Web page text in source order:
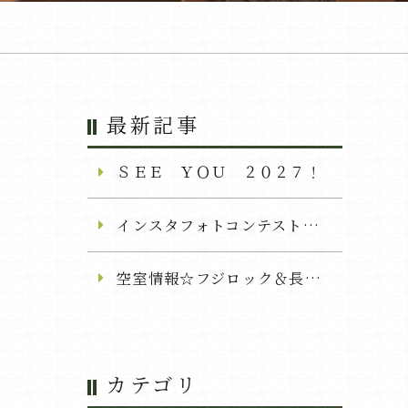
最新記事
ＳＥＥ ＹＯＵ ２０２７！
インスタフォトコンテスト開催のお知らせ
空室情報☆フジロック＆長岡花火
カテゴリ